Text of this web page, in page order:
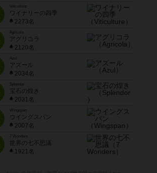
Viticulture
ワイナリーの四季
2273名
Agricola
アグリコラ
2120名
Azul
アズール
2034名
宝石の煌き
2031名
Wingspan
ウイングスパン
2007名
7 Wonders
世界の七不思議
1921名